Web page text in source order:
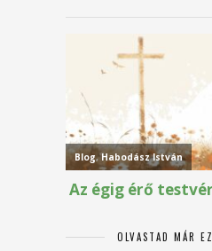
OLVASTAD MÁR